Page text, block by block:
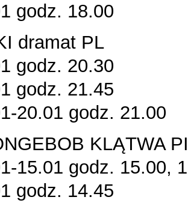
godz. 18.00
dramat PL
godz. 20.30
godz. 21.45
20.01 godz. 21.00
KLĄTWA
15.01 godz. 15.00,
godz. 14.45